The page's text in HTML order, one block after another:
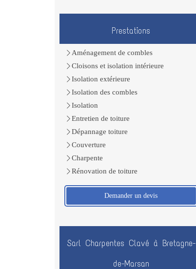
Prestations
Aménagement de combles
Cloisons et isolation intérieure
Isolation extérieure
Isolation des combles
Isolation
Entretien de toiture
Dépannage toiture
Couverture
Charpente
Rénovation de toiture
Demander un devis
Sarl Charpentes Clavé à Bretagne-
de-Marsan